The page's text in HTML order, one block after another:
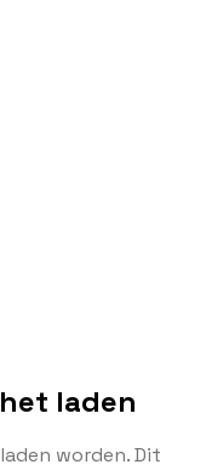
laden
worden. Dit